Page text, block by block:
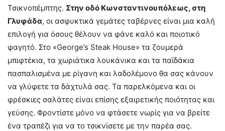
Τσικνοπέμπτης. Στην οδό Κωνσταντινουπόλεως, στη
Γλυφάδα, οι ασφυκτικά γεμάτες ταβέρνες είναι μια καλή
επιλογή για όσους θέλουν να φάνε καλό και ποιοτικό
φαγητό. Στο «George’s Steak House» τα ζουμερά
μπιφτέκια, τα χωριάτικα λουκάνικα και τα παϊδάκια
πασπαλισμένα με ρίγανη και λαδολέμονο θα σας κάνουν
να γλύφετε τα δάχτυλά σας. Τα παρελκόμενα και οι
φρέσκιες σαλάτες είναι επίσης εξαιρετικής ποιότητας και
γεύσης. Φροντίστε μόνο να φτάσετε νωρίς για να βρείτε
ένα τραπέζι για να το τσικνίσετε με την παρέα σας.